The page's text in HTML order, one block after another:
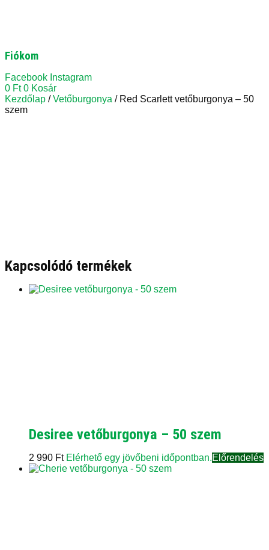
Fiókom
Facebook Instagram
0 Ft 0 Kosár
Kezdőlap /Vetőburgonya / Red Scarlett vetőburgonya – 50
szem
Kapcsolódó termékek
Desiree vetőburgonya – 50 szem
2 990 Ft Elérhető egy jövőbeni időpontban.Előrendelés